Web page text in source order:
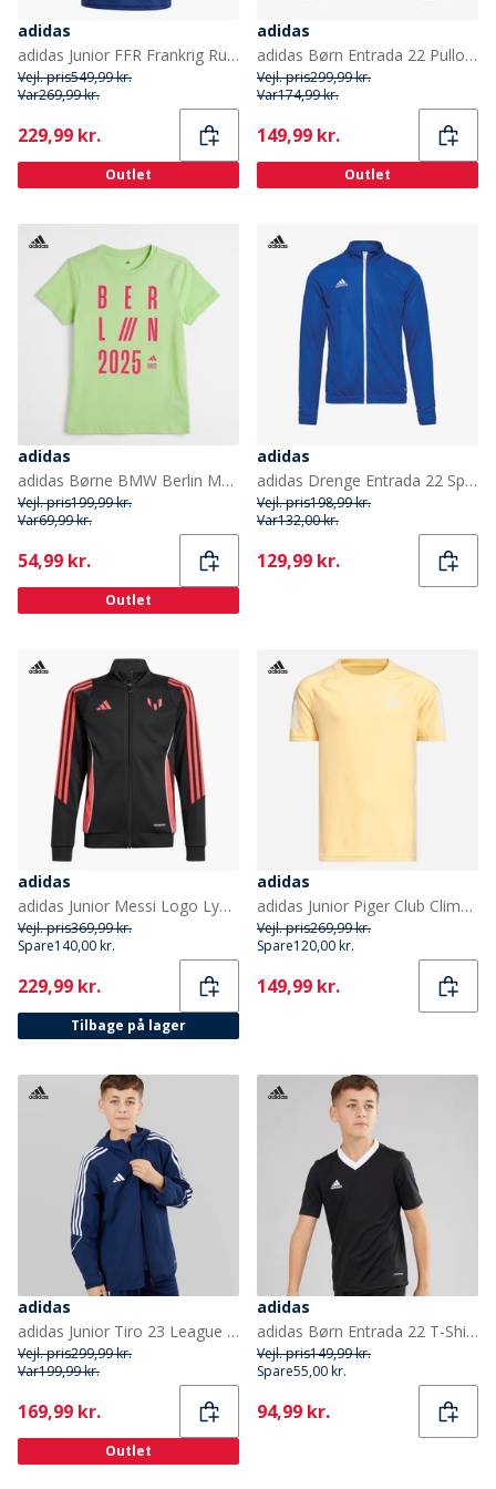
adidas
adidas Junior FFR Frankrig Rugby 24/25 Hjemme Trøje Dark Blue
Vejl. pris549,99 kr.
Var269,99 kr.
Current
229,99 kr.
Outlet
adidas
adidas Børn Entrada 22 Pullover Hættetrøje Sort
Vejl. pris299,99 kr.
Var174,99 kr.
Current
149,99 kr.
Outlet
adidas
adidas Børne BMW Berlin Marathon 2025 Grafik Løbe T-shirt Signal Green
Vejl. pris199,99 kr.
Var69,99 kr.
Current
54,99 kr.
Outlet
adidas
adidas Drenge Entrada 22 Sportjakker Kongeblå
Vejl. pris198,99 kr.
Var132,00 kr.
Current
129,99 kr.
adidas
adidas Junior Messi Logo Lynlås Træningsjakke Sort
Vejl. pris369,99 kr.
Spare140,00 kr.
Current
229,99 kr.
Tilbage på lager
adidas
adidas Junior Piger Club Climacool T-shirt Ice Tangerine
Vejl. pris269,99 kr.
Spare120,00 kr.
Current
149,99 kr.
adidas
adidas Junior Tiro 23 League Vindjakke Team Navy Blue
Vejl. pris299,99 kr.
Var199,99 kr.
Current
169,99 kr.
Outlet
adidas
adidas Børn Entrada 22 T-Shirt Sort
Vejl. pris149,99 kr.
Spare55,00 kr.
Current
94,99 kr.